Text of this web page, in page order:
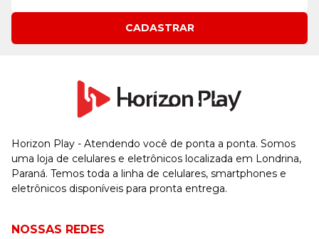
CADASTRAR
Horizon Play - Atendendo você de ponta a ponta. Somos
uma loja de celulares e eletrônicos localizada em Londrina,
Paraná. Temos toda a linha de celulares, smartphones e
eletrônicos disponíveis para pronta entrega.
NOSSAS REDES